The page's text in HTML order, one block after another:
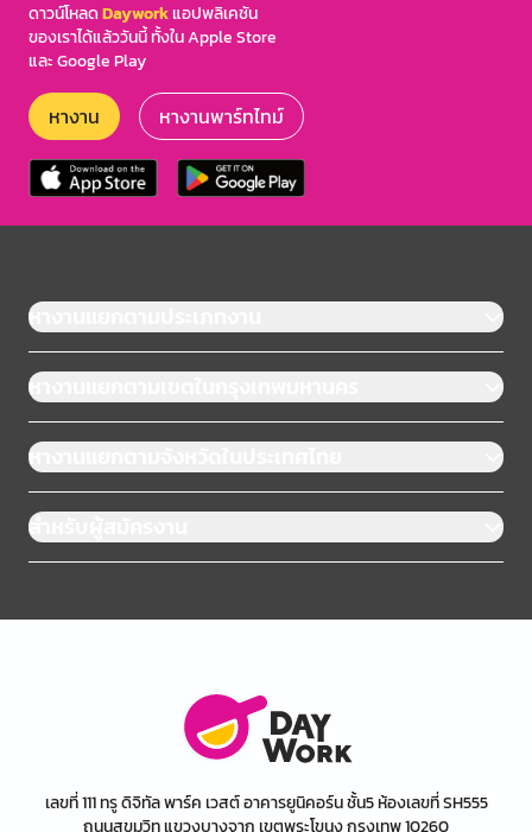
ดาวน์โหลดDayworkแอปพลิเคชัน
ของเราได้แล้ววันนี้ ทั้งใน Apple Store
และ Google Play
หางาน หางานพาร์ทไทม์
หางานแยกตามประเภทงาน
หางานแยกตามเขตในกรุงเทพมหานคร
หางานแยกตามจังหวัดในประเทศไทย
สำหรับผู้สมัครงาน
เลขที่ 111 ทรู ดิจิทัล พาร์ค เวสต์ อาคารยูนิคอร์น ชั้น5 ห้องเลขที่ SH555
ถนนสุขุมวิท แขวงบางจาก เขตพระโขนง กรุงเทพ 10260